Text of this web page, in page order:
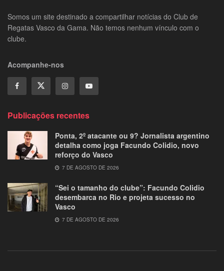
Somos um site destinado a compartilhar notícias do Club de
Regatas Vasco da Gama. Não temos nenhum vínculo com o
clube.
Acompanhe-nos
Publicações recentes
Ponta, 2º atacante ou 9? Jornalista argentino
detalha como joga Facundo Colidio, novo
reforço do Vasco
7 DE AGOSTO DE 2026
“Sei o tamanho do clube”: Facundo Colidio
desembarca no Rio e projeta sucesso no
Vasco
7 DE AGOSTO DE 2026